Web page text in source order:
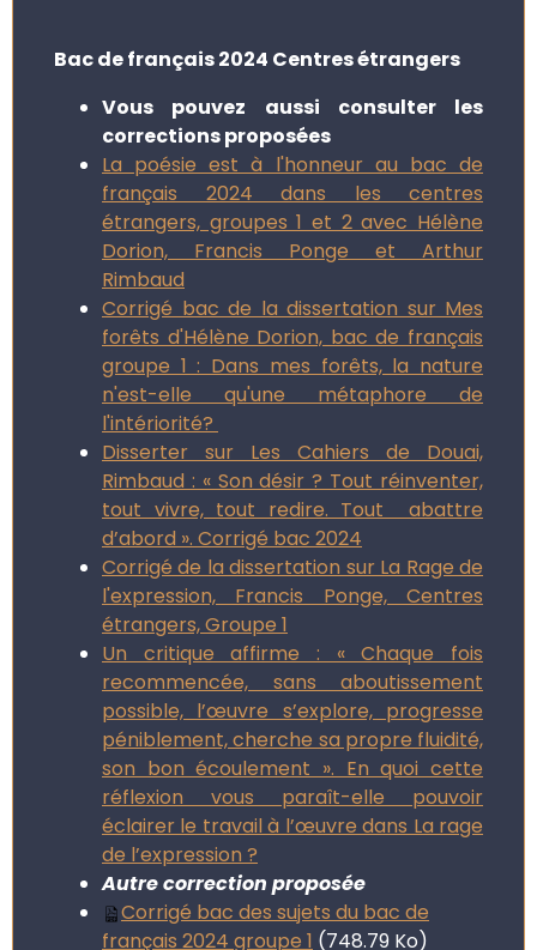
Bac de français 2024 Centres étrangers
Vous pouvez aussi consulter les
corrections proposées
La poésie est à l'honneur au bac de
français 2024 dans les centres
étrangers, groupes 1 et 2 avec Hélène
Dorion, Francis Ponge et Arthur
Rimbaud
Corrigé bac de la dissertation sur Mes
forêts d'Hélène Dorion, bac de français
groupe 1 : Dans mes forêts, la nature
n'est-elle qu'une métaphore de
l'intériorité?
Disserter sur Les Cahiers de Douai,
Rimbaud : « Son désir ? Tout réinventer,
tout vivre, tout redire. Tout abattre
d’abord ». Corrigé bac 2024
Corrigé de la dissertation sur La Rage de
l'expression, Francis Ponge, Centres
étrangers, Groupe 1
Un critique affirme : « Chaque fois
recommencée, sans aboutissement
possible, l’œuvre s’explore, progresse
péniblement, cherche sa propre fluidité,
son bon écoulement ». En quoi cette
réflexion vous paraît-elle pouvoir
éclairer le travail à l’œuvre dans La rage
de l’expression ?
Autre correction proposée
Corrigé bac des sujets du bac de
français 2024 groupe 1 (748.79 Ko)